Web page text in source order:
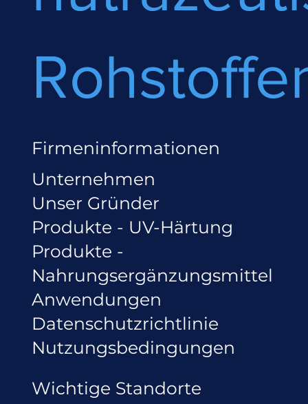
Firmeninformationen
Unternehmen
Unser Gründer
Produkte - UV-Härtung
Produkte -
Nahrungsergänzungsmittel
Anwendungen
Datenschutzrichtlinie
Nutzungsbedingungen
Wichtige Standorte